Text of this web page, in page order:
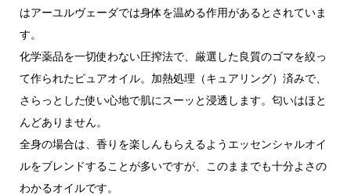
はアーユルヴェーダでは身体を温める作用があるとされていま
す。
化学薬品を一切使わない圧搾法で、厳選した良質のゴマを絞っ
て作られたピュアオイル。加熱処理（キュアリング）済みで、
さらっとした使い心地で肌にスーッと浸透します。匂いはほと
んどありません。
全身の場合は、香りを楽しんもらえるようエッセンシャルオイ
ルをブレンドすることが多いですが、このままでも十分よさの
わかるオイルです。